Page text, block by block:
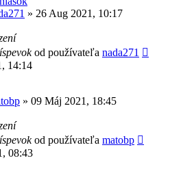
» 26 Aug 2021, 10:17
od používateľa nada271
14:14
» 09 Máj 2021, 18:45
od používateľa matobp
08:43